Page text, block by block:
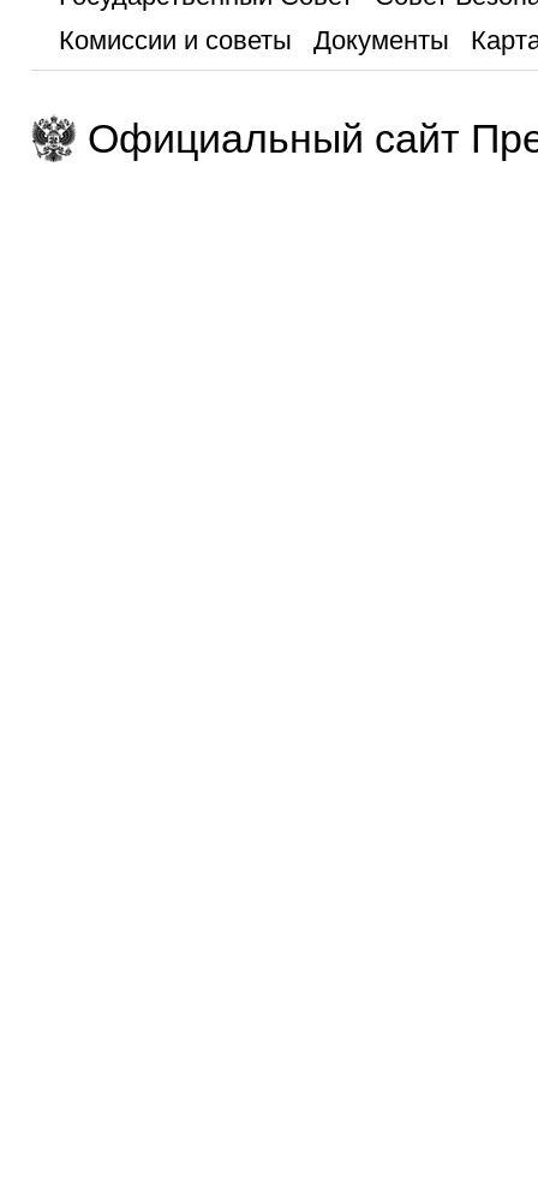
Комиссии и советы
Документы
Официальный сайт